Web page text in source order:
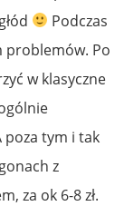
Podczas
problemów. Po
w klasyczne
poza tym i tak
z
za ok 6-8 zł.